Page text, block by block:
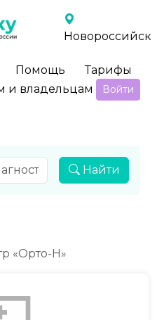
Новороссийск
Помощь
Тарифы
и владельцам
Войти
Найти
«Орто-Н»